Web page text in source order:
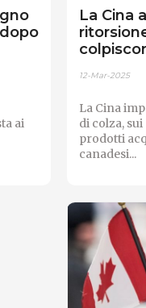
ai
La Cina
12-Mar-2025
La Cina
di colza,
prodotti
canadesi...